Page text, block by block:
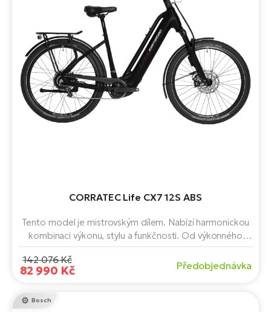
CORRATEC Life CX7 12S ABS
Tento model je mistrovským dílem. Nabízí harmonickou
kombinaci výkonu, stylu a funkčnosti. Od výkonného
180 kg až po brzdy s vylepšeným ABS je toto
elektrokolo špičkovou volbou pro jezdce, kteří hledají
142 076 Kč
82 990 Kč Předobjednávka
Bosch